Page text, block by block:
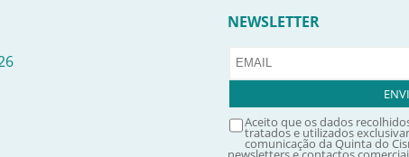
NEWSLETTER
Aceito que os dados
tratados e utilizados
comunicação da Quinta do